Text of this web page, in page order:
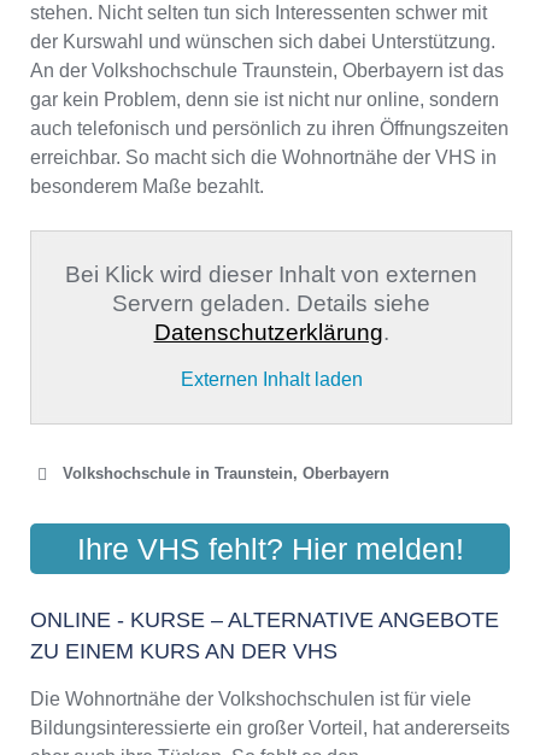
stehen. Nicht selten tun sich Interessenten schwer mit
der Kurswahl und wünschen sich dabei Unterstützung.
An der Volkshochschule Traunstein, Oberbayern ist das
gar kein Problem, denn sie ist nicht nur online, sondern
auch telefonisch und persönlich zu ihren Öffnungszeiten
erreichbar. So macht sich die Wohnortnähe der VHS in
besonderem Maße bezahlt.
Bei Klick wird dieser Inhalt von externen
Servern geladen. Details siehe
Datenschutzerklärung.
Externen Inhalt laden
Volkshochschule in Traunstein, Oberbayern
VOLKSHOCHSCHULE
TRAUNSTEIN E. V.
Aktualisiert: August 2021
Ihre VHS fehlt? Hier melden!
ONLINE - KURSE – ALTERNATIVE ANGEBOTE
ZU EINEM KURS AN DER VHS
Die Wohnortnähe der Volkshochschulen ist für viele
Bildungsinteressierte ein großer Vorteil, hat andererseits